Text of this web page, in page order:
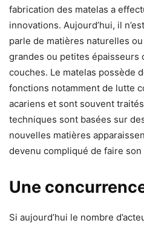
fabrication des matelas a
innovations. Aujourd’hui, il
parle de matières naturelles
grandes ou petites épaisseurs
couches. Le matelas possède
fonctions notamment de lutte
acariens et sont souvent
techniques sont basées sur
nouvelles matières
devenu compliqué de faire son
Une
Si aujourd’hui le nombre